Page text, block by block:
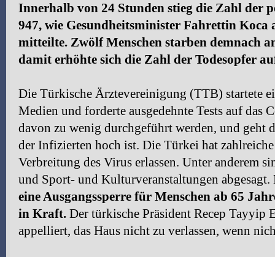
Innerhalb von 24 Stunden stieg die Zahl der
947, wie Gesundheitsminister Fahrettin Koca
mitteilte. Zwölf Menschen starben demnach
damit erhöhte sich die Zahl der Todesopfer
Die Türkische Ärztevereinigung (TTB) startete
Medien und forderte ausgedehnte Tests auf das
davon zu wenig durchgeführt werden, und geht
der Infizierten hoch ist. Die Türkei hat
Verbreitung des Virus erlassen. Unter anderem
und Sport- und Kulturveranstaltungen abgesagt.
eine Ausgangssperre für Menschen ab 65
in Kraft. Der türkische Präsident Recep Tayyip
appelliert, das Haus nicht zu verlassen, wenn